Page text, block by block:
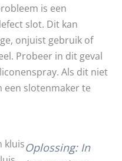
is een
slot. Dit kan
onjuist gebruik of
Probeer in dit geval
Als dit niet
een slotenmaker te
Oplossing: In